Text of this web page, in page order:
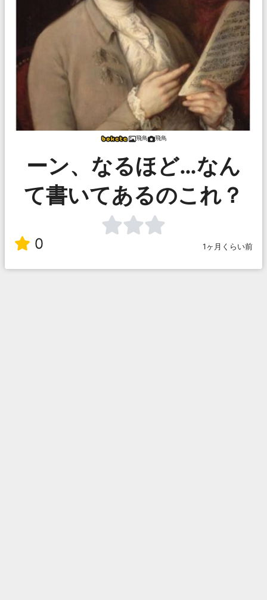
飛鳥 飛鳥
ーン、なるほど…なん
て書いてあるのこれ？
0 1ヶ月くらい前